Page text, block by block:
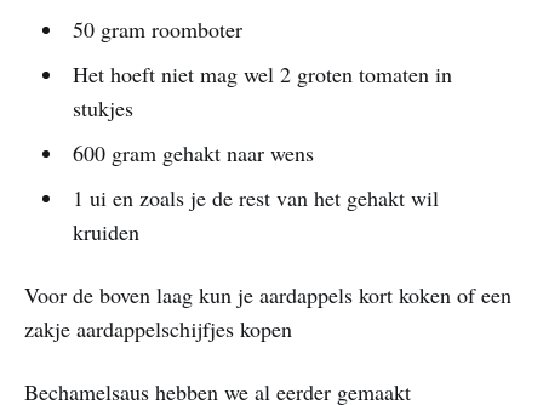
50 gram roomboter
Het hoeft niet mag wel 2 groten tomaten in
stukjes
600 gram gehakt naar wens
1 ui en zoals je de rest van het gehakt wil
kruiden
Voor de boven laag kun je aardappels kort koken of een
zakje aardappelschijfjes kopen
Bechamelsaus hebben we al eerder gemaakt